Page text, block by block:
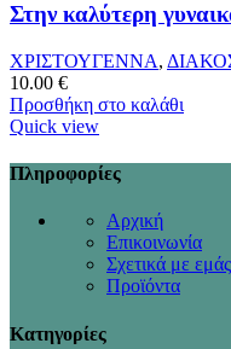
Στην καλύτερη
ΧΡΙΣΤΟΥΓΕΝΝΑ,
10.00 €
Προσθήκη στο καλάθι
Quick view
Πληροφορίες
Αρχική
Επικοινωνία
Σχετικά με εμάς
Προϊόντα
Κατηγορίες